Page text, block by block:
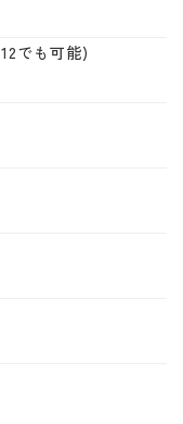
でも可能)